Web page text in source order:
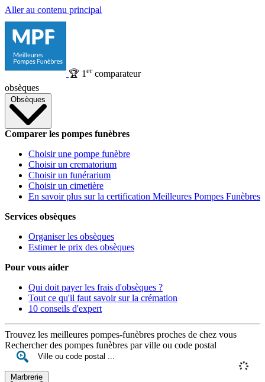
Aller au contenu principal
🏆 1 ercomparateur
obsèques
Obsèques
Comparer les pompes funèbres
Choisir une pompe funèbre
Choisir un crematorium
Choisir un funérarium
Choisir un cimetière
En savoir plus sur la certification Meilleures Pompes Funèbres
Services obsèques
Organiser les obsèques
Estimer le prix des obsèques
Pour vous aider
Qui doit payer les frais d'obsèques ?
Tout ce qu'il faut savoir sur la crémation
10 conseils d'expert
Trouvez les meilleures pompes-funèbres proches de chez vous
Rechercher des pompes funèbres par ville ou code postal
Marbrerie